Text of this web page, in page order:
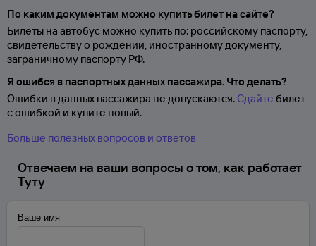
По каким документам можно купить билет на сайте?
Билеты на автобус можно купить по: российскому паспорту,
свидетельству о рождении, иностранному документу,
заграничному паспорту РФ.
Я ошибся в паспортных данных пассажира. Что делать?
Ошибки в данных пассажира не допускаются. Сдайте билет
с ошибкой и купите новый.
Больше полезных вопросов и ответов
Отвечаем на ваши вопросы о том, как работает
Туту
Ваше имя